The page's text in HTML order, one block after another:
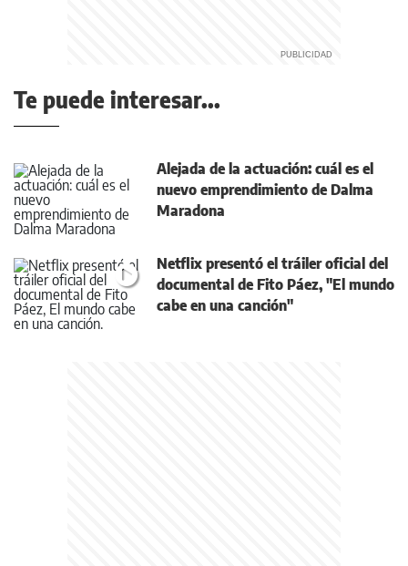
Te puede interesar...
Alejada de la actuación: cuál es el
nuevo emprendimiento de Dalma
Maradona
Netflix presentó el tráiler oficial del
documental de Fito Páez, "El mundo
cabe en una canción"